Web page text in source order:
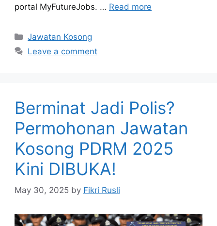
portal MyFutureJobs. … Read more
Categories
Jawatan Kosong
Leave a comment
Berminat Jadi Polis?
Permohonan Jawatan
Kosong PDRM 2025
Kini DIBUKA!
May 30, 2025 by Fikri Rusli